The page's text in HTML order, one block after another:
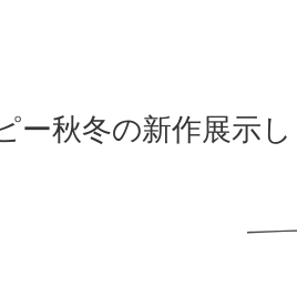
ー秋冬の新作展示し